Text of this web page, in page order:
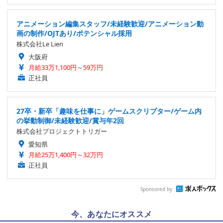
アニメーション編集スタッフ/未経験歓迎/アニメーション動
画の制作/OJTあり/ポテンシャル採用
株式会社Le Lien
大阪府
月給33万1,100円～59万円
正社員
27卒・新卒「趣味を仕事に」ゲームスクリプター/ゲーム内
の挙動制御/未経験歓迎/賞与年2回
株式会社プロジェクトトリガー
愛知県
月給25万1,400円～32万円
正社員
Sponsored by
今、あなたにオススメ